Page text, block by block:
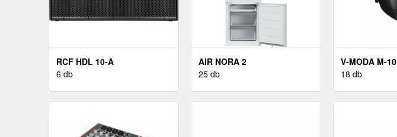
RCF HDL 10-A
6 db
AIR NORA 2
25 db
V-MODA M-10
18 db